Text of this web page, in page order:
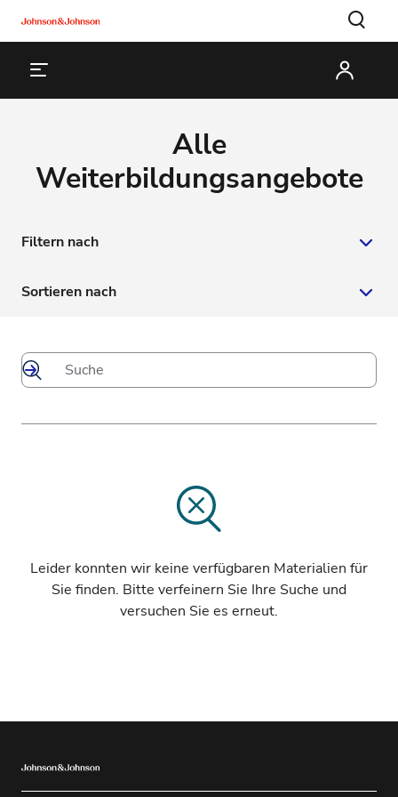
Alle
Weiterbildungsangebote
Filtern nach
Typ
Webinar
Problemlösung
Weiterbildung
Sortieren nach
Datum
Leider konnten wir keine verfügbaren Materialien für
Sie finden. Bitte verfeinern Sie Ihre Suche und
versuchen Sie es erneut.